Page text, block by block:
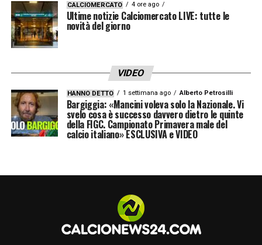
Paese, migliaia di bambini che avevano o
hanno il tuo stesso sogno e che non
riusciranno a realizzarlo. Tu sei con l’azzurro
addosso anche per loro. Il mio primo ricordo
di quella maglia sono i Mondiali del
2006.Avevo sei anni e credo sia, in assoluto
e in generale,il primo momento della mia
memoria ».
giorno. Quello della mancata qualificazione
della Nazionale ai Mondiali. Vorrei non
tornasse per non rivivere quel dolore. E,
CALCIOMERCATO 4 ore ago
Ultime notizie Calciomercato LIVE: tutte le
novità del giorno
VIDEO
HANNO DETTO 1 settimana ago Alberto Petrosilli
Bargiggia: «Mancini voleva solo la Nazionale. Vi
svelo cosa è successo davvero dietro le quinte
della FIGC. Campionato Primavera male del
calcio italiano» ESCLUSIVA e VIDEO